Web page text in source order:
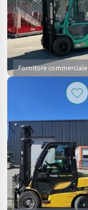
Fornitore commerciale